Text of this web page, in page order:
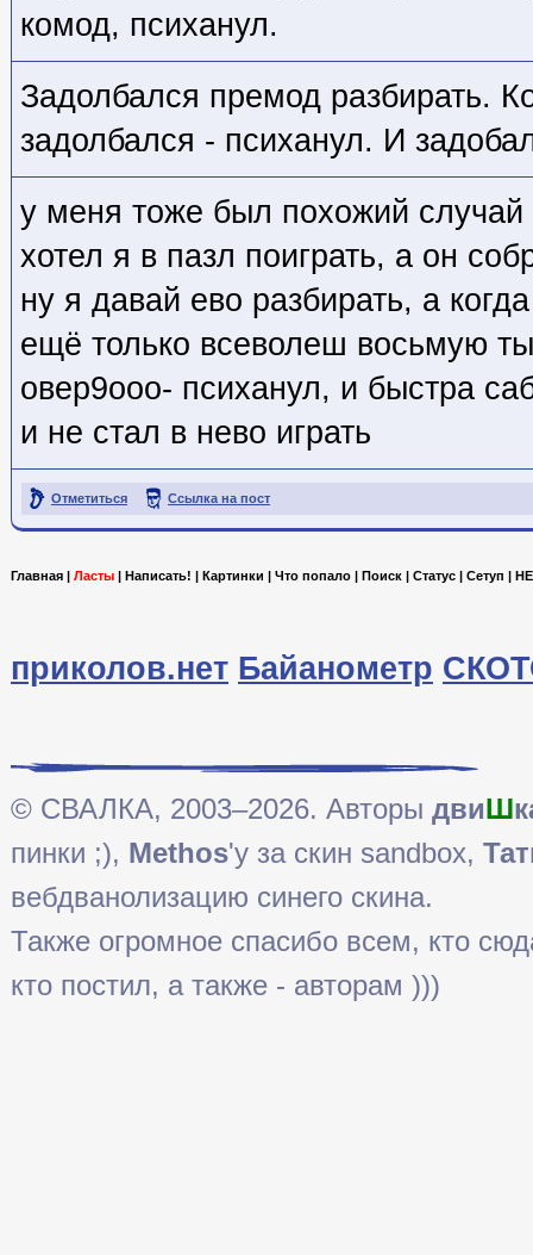
комод, психанул.
Задолбался премод разбирать.
задолбался - психанул. И
у меня тоже был похожий случай
хотел я в пазл поиграть, а он
ну я давай ево разбирать, а
ещё только всеволеш восьмую
овер9ооо- психанул, и быстра
и не стал в нево играть
Отметиться Ссылка на пост
Главная | Ласты | Написать! | Картинки | Что попало | Поиск | Статус | Сетуп |
приколов.нет Байанометр
© СВАЛКА, 2003–2026. Авторы двиШ
пинки ;), Methos'у за скин sandbox,
вебдванолизацию синего скина.
Также огромное спасибо всем, кто
кто постил, а также - авторам )))